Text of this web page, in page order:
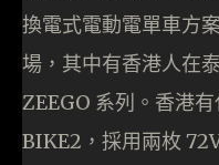
換電式電動電單車方
場，其中有香港人在
ZEEGO 系列。香港
BIKE2，採用兩枚